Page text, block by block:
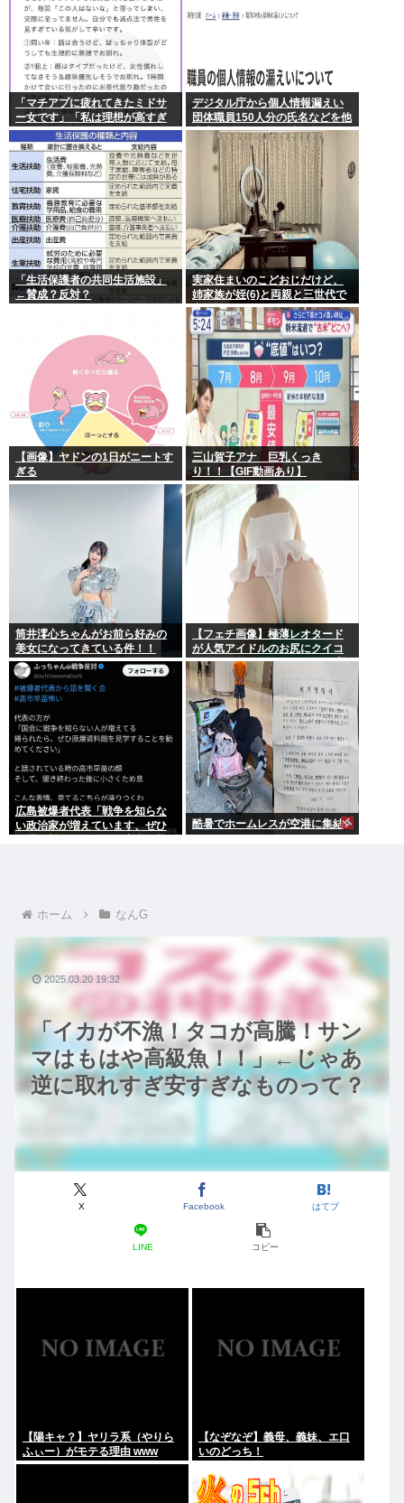
「マチアプに疲れてきたミドサ
ー女です」「私は理想が高すぎ
るのでしょうか」
デジタル庁から個人情報漏えい
団体職員150人分の氏名などを他
省庁へ誤送付、第三者に転送な
「生活保護者の共同生活施設」
←賛成？反対？
実家住まいのこどおじだけど、
姉家族が姪(6)と両親と三世代で
家族旅行に行くらしいから俺も
一緒に連れていってもらっても
いいよね？
【画像】ヤドンの1日がニートす
ぎる
三山賀子アナ 巨乳くっき
り！！【GIF動画あり】
筒井澪心ちゃんがお前ら好みの
美女になってきている件！！
【フェチ画像】極薄レオタード
が人気アイドルのお尻にクイコ
ミすぎて危険 透け×尻フェチ【松
岡里英】
広島被爆者代表「戦争を知らな
い政治家が増えています、ぜひ
酷暑でホームレスが空港に集結
ホーム なんG
「イカが不漁！タコが高騰！サン
マはもはや高級魚！！」←じゃあ
逆に取れすぎ安すぎなものって？
X Facebook はてブ
LINE コピー
2025.03.20 19:32
【陽キャ？】ヤリラ系（やりら
ふぃー）がモテる理由 www
【なぞなぞ】義母、義妹、エ口
いのどっち！